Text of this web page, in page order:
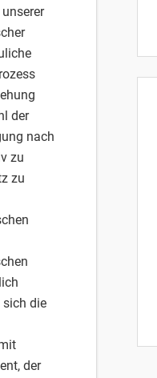
der
nach
zu
zu
sich die
der